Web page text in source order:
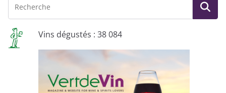
Vins dégustés : 38 084